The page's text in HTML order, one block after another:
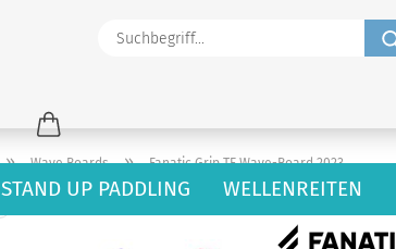
STAND UP PADDLING WELLENREITEN
» Wave Boards » Fanatic Grip TE Wave-Board 2023